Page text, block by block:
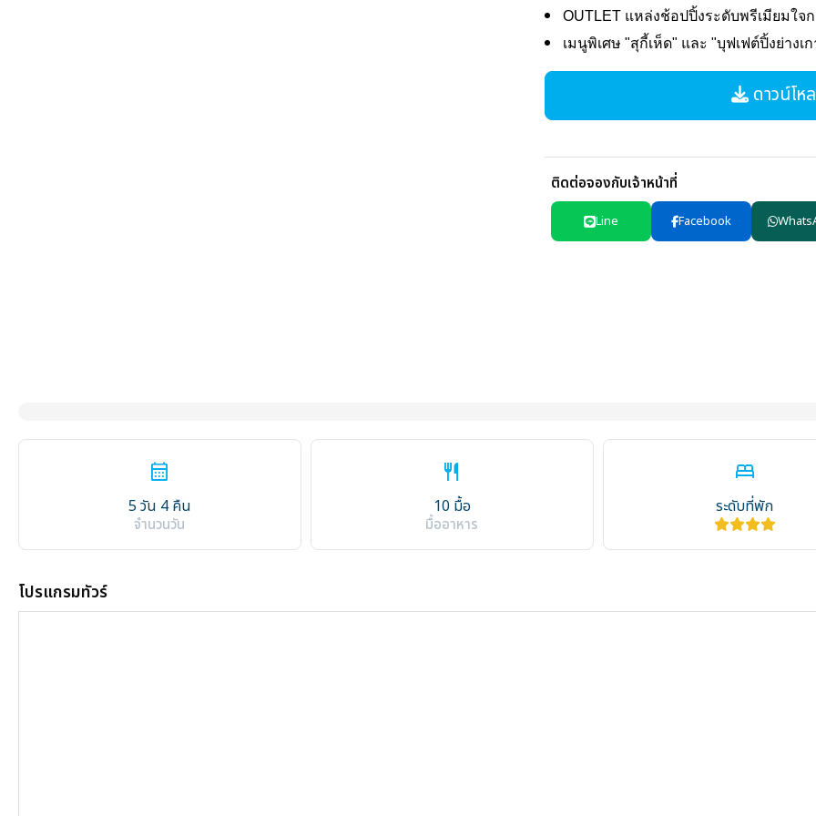
OUTLET แหล่งช้อปปิ้งระดับพรีเมียมใจ
เมนูพิเศษ "สุกี้เห็ด" และ "บุฟเฟต์ปิ้งย่างเ
ดาวน์โห
ติดต่อจองกับเจ้าหน้าที่
Line Facebook
calendar_month
5 วัน 4 คืน
จำนวนวัน
restaurant
10 มื้อ
มื้ออาหาร
bed
ระดับที่พัก
โปรแกรมทัวร์